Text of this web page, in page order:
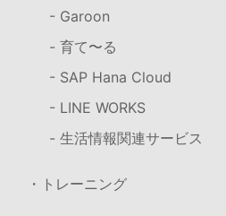
- Garoon
- 育て〜る
- SAP Hana Cloud
- LINE WORKS
- 生活情報関連サービス
・トレーニング